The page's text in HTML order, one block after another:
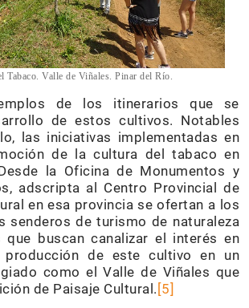
Tabaco. Valle de Viñales. Pinar del Río.
de los itinerarios que se
de estos cultivos. Notables
las iniciativas implementadas en
de la cultura del tabaco en
la Oficina de Monumentos y
adscripta al Centro Provincial de
en esa provincia se ofertan a los
senderos de turismo de naturaleza
que buscan canalizar el interés en
producción de este cultivo en un
como el Valle de Viñales que
de Paisaje Cultural. [5]